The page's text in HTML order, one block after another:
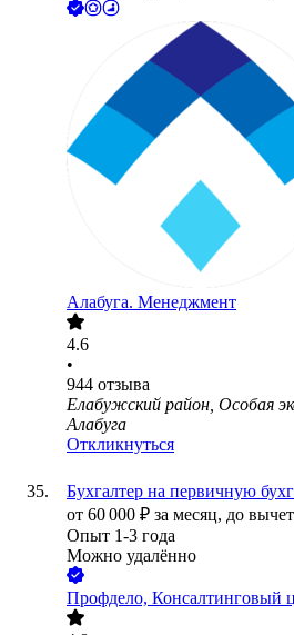
Алабуга. Менеджмент
4.6
•
944 отзыва
Елабужский район, Особая
Алабуга
Откликнуться
Бухгалтер на первичную
от 60 000 ₽ за месяц, до
Опыт 1-3 года
Можно удалённо
Профдело, Консалтинговый